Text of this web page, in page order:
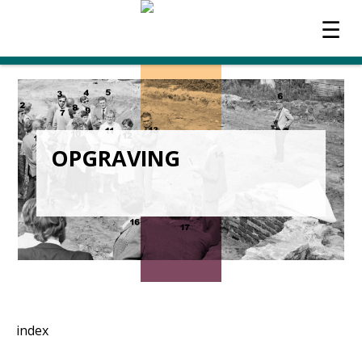
☰
OVER HEEMKUNDE
ACTUEEL
WERKGROEPEN
TIJDSCHRIFT
CONTACT
OPGRAVING
index